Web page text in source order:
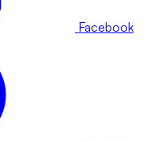
Facebook